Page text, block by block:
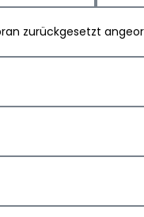
zurückgesetzt